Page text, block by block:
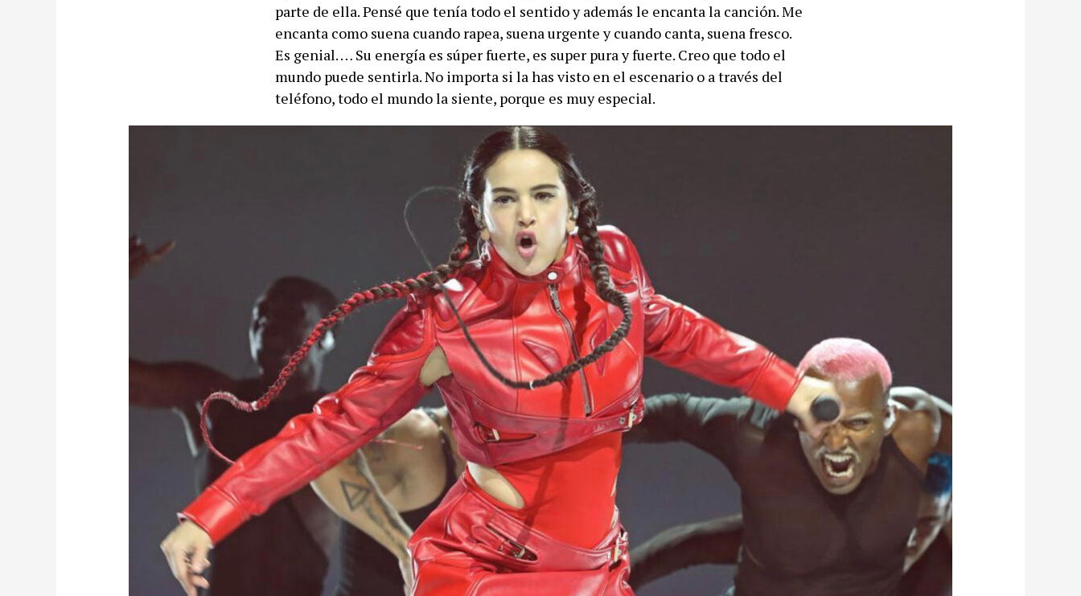
parte de ella. Pensé que tenía todo el sentido y además le encanta la canción. Me
encanta como suena cuando rapea, suena urgente y cuando canta, suena fresco.
Es genial. … Su energía es súper fuerte, es super pura y fuerte. Creo que todo el
mundo puede sentirla. No importa si la has visto en el escenario o a través del
teléfono, todo el mundo la siente, porque es muy especial.